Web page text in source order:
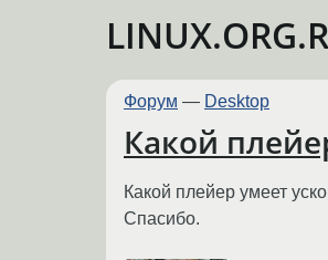
Форум — Desktop
Какой
Какой плейер умеет
Спасибо.